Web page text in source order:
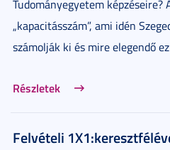
Tudományegyetem képzéseire?
„kapacitásszám”, ami idén
számolják ki és mire elegendő
Részletek
Felvételi